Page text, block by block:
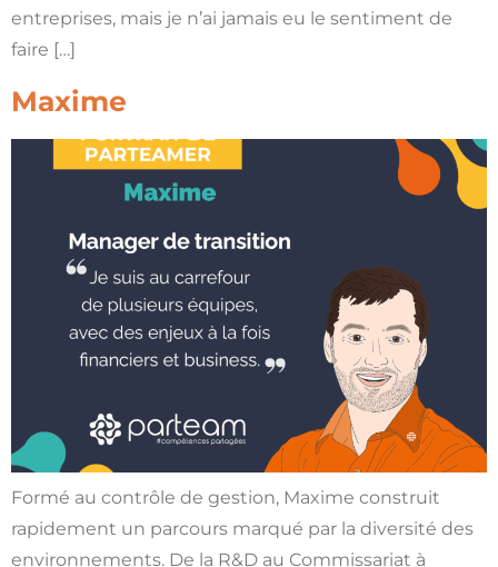
entreprises, mais je n’ai jamais eu le sentiment de
faire […]
Maxime
Formé au contrôle de gestion, Maxime construit
rapidement un parcours marqué par la diversité des
environnements. De la R&D au Commissariat à